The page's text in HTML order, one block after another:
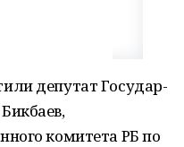
депутат Государ-
комитета РБ по